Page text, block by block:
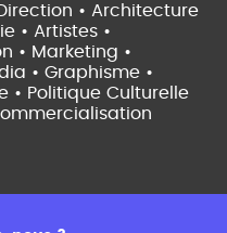
• Architecture
• Artistes •
• Marketing •
• Graphisme •
• Politique Culturelle